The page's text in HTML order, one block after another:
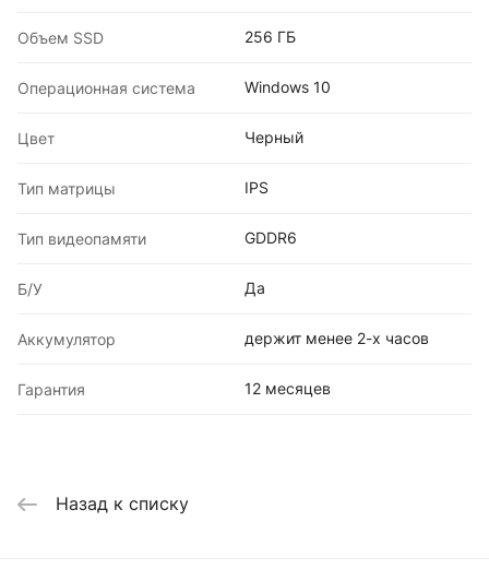
Объем SSD 256 ГБ
Операционная система Windows 10
Цвет Черный
Тип матрицы IPS
Тип видеопамяти GDDR6
Б/У Да
Аккумулятор держит менее 2-х часов
Гарантия 12 месяцев
Назад к списку